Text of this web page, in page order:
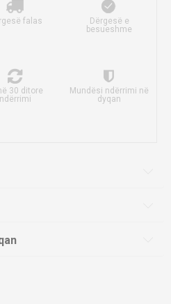
falas
Dërgesë e
besueshme
30 ditore
ndërrimi
Mundësi ndërrimi në
dyqan